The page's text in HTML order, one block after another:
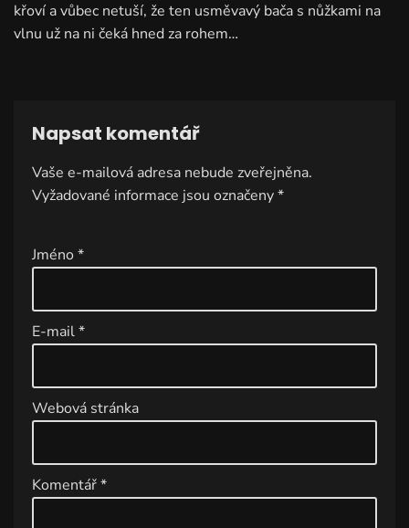
křoví a vůbec netuší, že ten usměvavý bača s nůžkami na
vlnu už na ni čeká hned za rohem…
Napsat komentář
Vaše e-mailová adresa nebude zveřejněna.
Vyžadované informace jsou označeny*
Jméno *
E-mail*
Webová stránka
Komentář*
A
lt
n
ti
v